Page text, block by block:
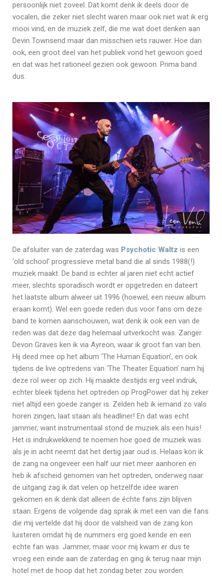
persoonlijk niet zoveel. Dat komt denk ik deels door de
vocalen, die zeker niet slecht waren maar ook niet wat ik erg
mooi vind, en de muziek zelf, die me wat doet denken aan
Devin Townsend maar dan misschien iets rauwer. Hoe dan
ook, een groot deel van het publiek vond het gewoon goed
en dat was het rationeel gezien ook gewoon. Prima band
dus.
De afsluiter van de zaterdag was Psychotic Waltz is een
‘old school’ progressieve metal band die al sinds 1988(!)
muziek maakt. De band is echter al jaren niet echt actief
meer, slechts sporadisch wordt er opgetreden en dateert
het laatste album alweer uit 1996 (hoewel, een nieuw album
eraan komt). Wel een goede reden dus voor fans om deze
band te komen aanschouwen, wat denk ik ook een van de
reden was dat deze dag helemaal uitverkocht was. Zanger
Devon Graves ken ik via Ayreon, waar ik groot fan van ben.
Hij deed mee op het album ‘The Human Equation’, en ook
tijdens de live optredens van ‘The Theater Equation’ nam hij
deze rol weer op zich. Hij maakte destijds erg veel indruk,
echter bleek tijdens het optreden op ProgPower dat hij zeker
niet altijd een goede zanger is. Zelden heb ik iemand zo vals
horen zingen, laat staan als headliner! En dat was echt
jammer, want instrumentaal stond de muziek als een huis!
Het is indrukwekkend te noemen hoe goed de muziek was
als je in acht neemt dat het dertig jaar oud is. Helaas kon ik
de zang na ongeveer een half uur niet meer aanhoren en
heb ik afscheid genomen van het optreden, onderweg naar
de uitgang zag ik dat velen op hetzelfde idee waren
gekomen en ik denk dat alleen de échte fans zijn blijven
staan. Ergens de volgende dag sprak ik met een van die fans
die mij vertelde dat hij door de valsheid van de zang kon
luisteren omdat hij de nummers erg goed kende en een
echte fan was. Jammer, maar voor mij kwam er dus te
vroeg een einde aan de zaterdag en ging ik terug naar mijn
hotel met de hoop dat het zondag beter zou worden.